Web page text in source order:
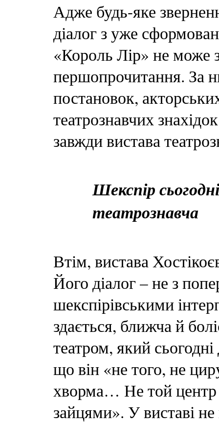
Адже будь-яке
діалог з уже
«Король Лір» не може
першопрочитання. За
постановок,
театрознавчих
завжди вистава
Шекспір
театрознавча
Втім, вистава
Його діалог – не з
шекспірівськими
здається, ближча й
театром, який
що він «не того, не
хворма… Не той центр
зайцями». У виставі